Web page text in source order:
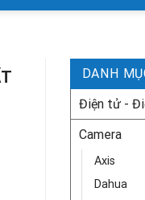
DANH
Điện tử -
Camera
Axis
Dahua